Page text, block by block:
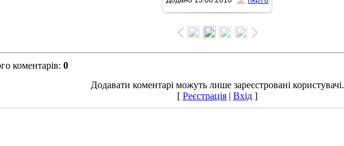
1027x770/ 134.1Kb
коментарів: 0
Додавати коментарі можуть лише зареєстровані користувачі.
[ Реєстрація | Вхід ]